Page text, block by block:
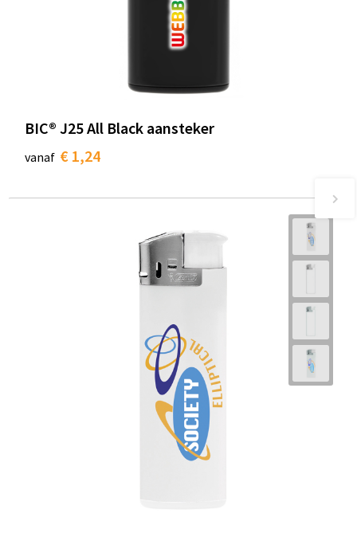
BIC® J25 All Black aansteker
vanaf € 1,24